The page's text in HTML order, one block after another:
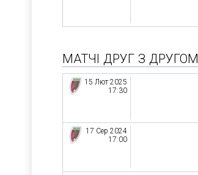
МАТЧІ ДРУГ З ДРУГОМ
15 Лют 2025
17:30
17 Сер 2024
17:00